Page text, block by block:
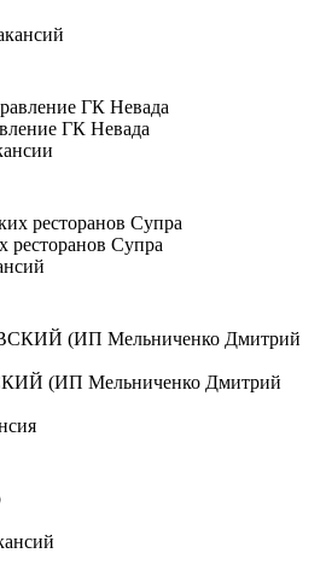
ГК Невада
ресторанов Супра
(ИП Мельниченко Дмитрий